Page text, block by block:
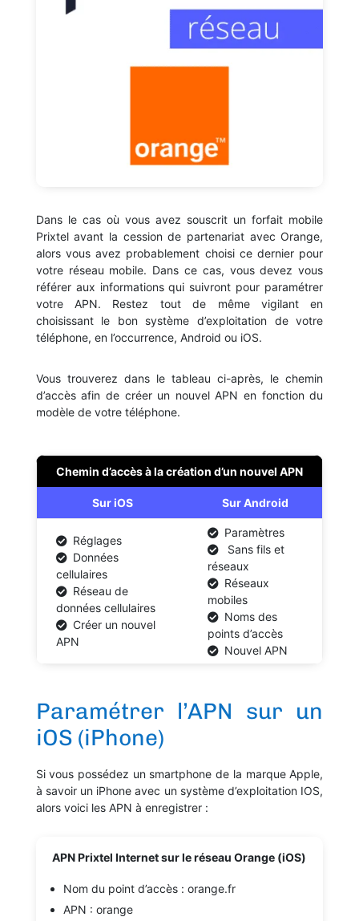
Dans le cas où vous avez souscrit un forfait mobile
Prixtel avant la cession de partenariat avec Orange,
alors vous avez probablement choisi ce dernier pour
votre réseau mobile. Dans ce cas, vous devez vous
référer aux informations qui suivront pour paramétrer
votre APN. Restez tout de même vigilant en
choisissant le bon système d’exploitation de votre
téléphone, en l’occurrence, Android ou iOS.
Vous trouverez dans le tableau ci-après, le chemin
d’accès afin de créer un nouvel APN en fonction du
modèle de votre téléphone.
Chemin d’accès à la création d’un nouvel APN
Sur iOS Sur Android
Réglages
Données
cellulaires
Réseau de
données cellulaires
Créer un nouvel
APN
Paramètres
Sans fils et
réseaux
Réseaux
mobiles
Noms des
points d’accès
Nouvel APN
Paramétrer l’APN sur un
iOS (iPhone)
Si vous possédez un smartphone de la marque Apple,
à savoir un iPhone avec un système d’exploitation IOS,
alors voici les APN à enregistrer :
APN Prixtel Internet sur le réseau Orange (iOS)
Nom du point d’accès : orange.fr
APN : orange